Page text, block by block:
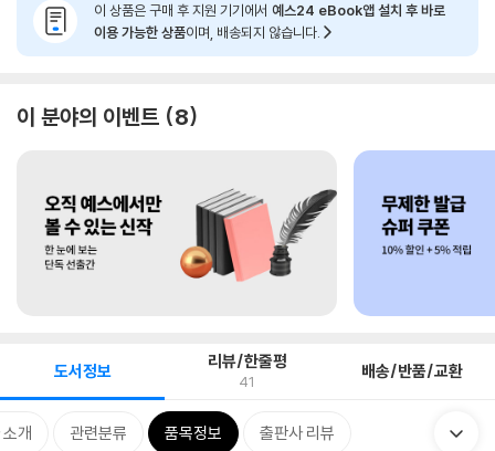
이 상품은 구매 후 지원 기기에서 예스24 eBook앱 설치 후 바로
이용 가능한 상품이며, 배송되지 않습니다.
이 분야의 이벤트 8
도서정보 리뷰/한줄평
41 배송/반품/교환
개 관련분류 품목정보 출판사 리뷰